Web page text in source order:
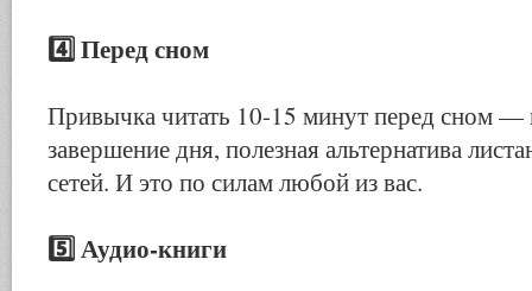
4️⃣Перед сном
Привычка читать 10-15 минут перед сном —
завершение дня, полезная альтернатива
сетей. И это по силам любой из вас.
5️⃣Аудио-книги